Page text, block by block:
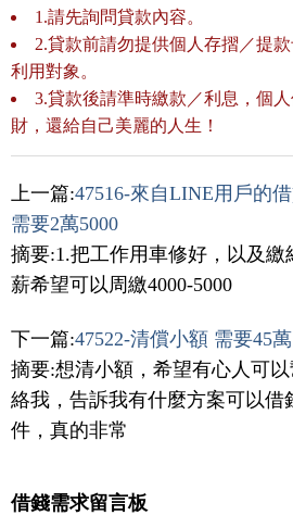
1.請先詢問貸款內容。
2.貸款前請勿提供個人存摺／提
利用對象。
3.貸款後請準時繳款／利息，個
財，還給自己美麗的人生！
上一篇:47516-來自LINE用戶的
需要2萬5000
摘要:1.把工作用車修好，以及繳
薪希望可以周繳4000-5000
下一篇:47522-清償小額 需要45萬
摘要:想清小額，希望有心人可
絡我，告訴我有什麼方案可以借
件，真的非常
借錢需求留言板